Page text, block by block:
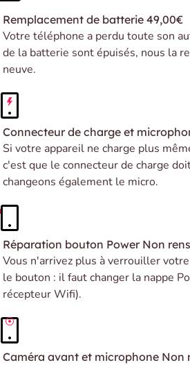
Remplacement de batterie 49,00€
Votre téléphone a perdu toute son
de la batterie sont épuisés, nous la
neuve.
Connecteur de charge et
Si votre appareil ne charge plus
c'est que le connecteur de charge
changeons également le micro.
Réparation bouton Power Non
Vous n'arrivez plus à verrouiller
le bouton : il faut changer la nappe
récepteur Wifi).
Caméra avant et microphone Non